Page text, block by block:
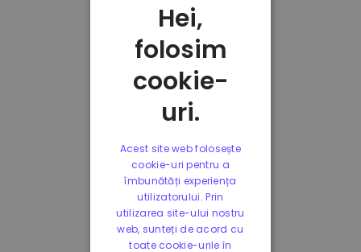
Hei,
folosim
cookie-
uri.
Acest site web folosește
cookie-uri pentru a
îmbunătăți experiența
utilizatorului. Prin
utilizarea site-ului nostru
web, sunteți de acord cu
toate cookie-urile în